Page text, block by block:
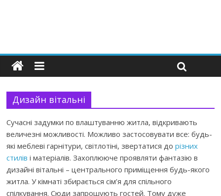
Дизайн вітальні
Сучасні задумки по влаштуванню житла, відкривають
величезні можливості. Можливо застосовувати все: будь-
які меблеві гарнітури, світлотіні, звертатися дорізних
стилів і матеріалів. Захоплююче проявляти фантазію в
дизайні вітальні – центрального приміщення будь-якого
житла. У кімнаті збирається сім’я для спільного
спілкування. Сюди запрошують гостей. Тому дуже